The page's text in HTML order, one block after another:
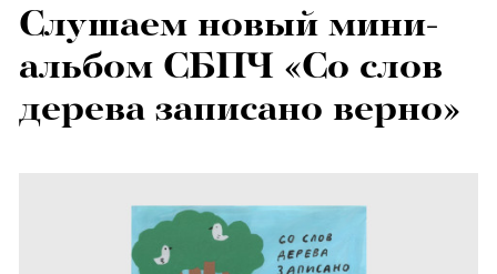
Слушаем новый мини-
альбом СБПЧ «Со слов
дерева записано верно»